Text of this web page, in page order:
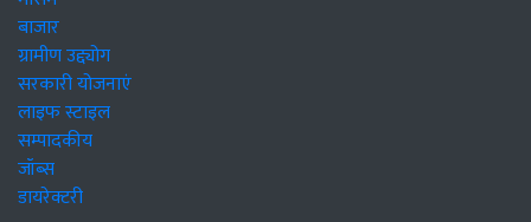
बाजार
ग्रामीण उद्द्योग
सरकारी योजनाएं
लाइफ स्टाइल
सम्पादकीय
जॉब्स
डायरेक्टरी